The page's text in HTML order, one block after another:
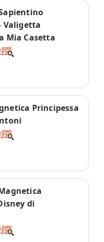
Valigetta
Mia Casetta
Principessa
di